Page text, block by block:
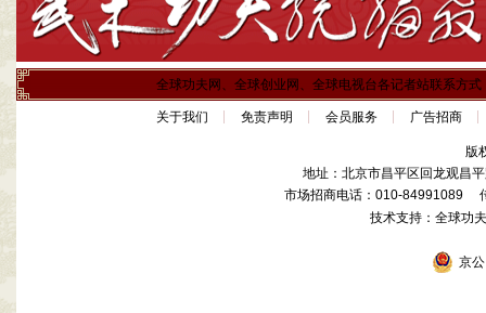
全球功夫网、全球创业网、全球电视台各记者站联系方式
关于我们 免责声明 会员服务 广告招商
版
地址：北京市昌平区回龙观昌
市场招商电话：010-84991089
技术支持：全球
京公